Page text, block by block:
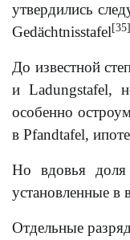
утвердились
Gedächtnisstafel [35]
До известной
и Ladungstafel,
особенно
в Pfandtafel,
Но вдовья доля
установленные в
Отдельные